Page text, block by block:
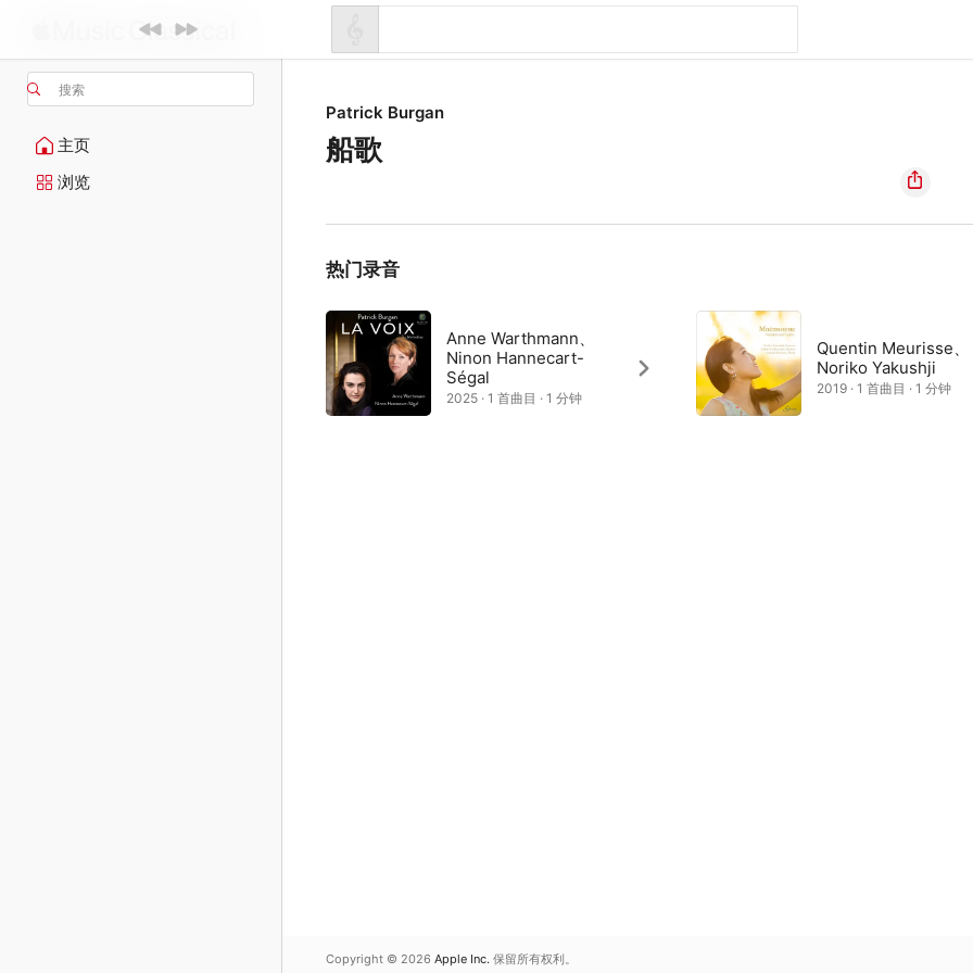
搜索
主页
浏览
Patrick Burgan
船歌
热门录音
Anne Warthmann、
Ninon Hannecart-
Ségal
2025 · 1 首曲目 · 1 分钟
Quentin Meurisse、
Noriko Yakushji
2019 · 1 首曲目 · 1 分钟
Copyright © 2026 Apple Inc. 保留所有权利。